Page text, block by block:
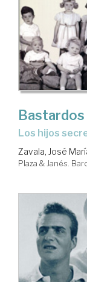
los hijos
Zavala, José
Plaza & Janés.